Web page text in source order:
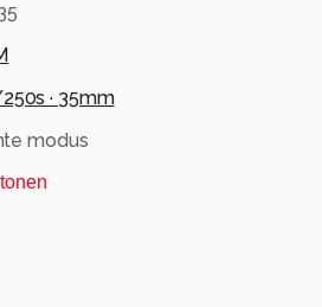
· 35mm
modus